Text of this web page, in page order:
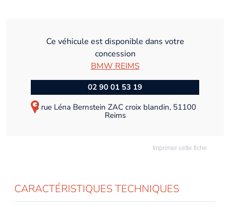
Ce véhicule est disponible dans votre
concession
BMW REIMS
02 90 01 53 19
3 rue Léna Bernstein ZAC croix blandin, 51100
Reims
Imprimer cette fiche
CARACTÉRISTIQUES TECHNIQUES